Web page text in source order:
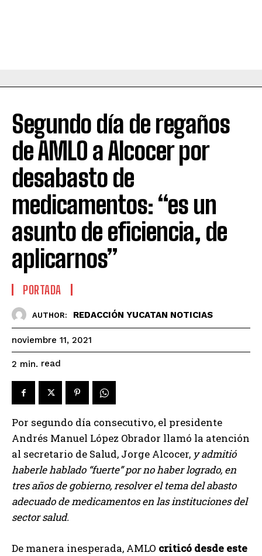
Segundo día de regaños
de AMLO a Alcocer por
desabasto de
medicamentos: “es un
asunto de eficiencia, de
aplicarnos”
PORTADA
AUTHOR: REDACCIÓN YUCATAN NOTICIAS
noviembre 11, 2021
2 min. read
Por segundo día consecutivo, el presidente
Andrés Manuel López Obrador llamó la atención
al secretario de Salud, Jorge Alcocer, y admitió
haberle hablado “fuerte” por no haber logrado, en
tres años de gobierno, resolver el tema del abasto
adecuado de medicamentos en las instituciones del
sector salud.
De manera inesperada, AMLO criticó desde este